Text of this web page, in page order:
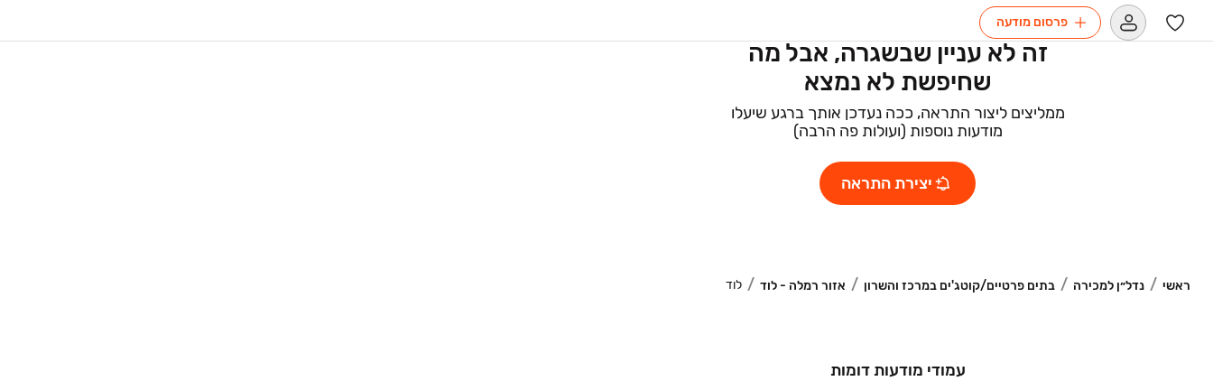
פרסום מודעה
זה לא עניין שבשגרה, אבל מה
שחיפשת לא נמצא
ממליצים ליצור התראה, ככה נעדכן אותך ברגע שיעלו
מודעות נוספות (ועולות פה הרבה)
יצירת התראה
ראשי נדל״ן למכירה בתים פרטיים/קוטג'ים במרכז והשרון אזור רמלה - לוד לוד
עמודי מודעות דומות